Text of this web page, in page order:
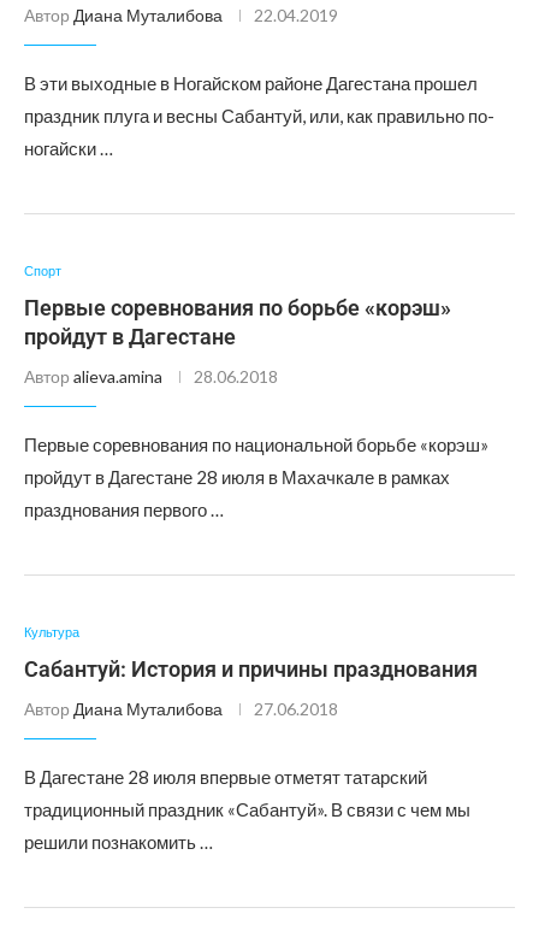
Автор Диана Муталибова 22.04.2019
В эти выходные в Ногайском районе Дагестана прошел
праздник плуга и весны Сабантуй, или, как правильно по-
ногайски …
Спорт
Первые соревнования по борьбе «корэш»
пройдут в Дагестане
Автор alieva.amina 28.06.2018
Первые соревнования по национальной борьбе «корэш»
пройдут в Дагестане 28 июля в Махачкале в рамках
празднования первого …
Культура
Сабантуй: История и причины празднования
Автор Диана Муталибова 27.06.2018
В Дагестане 28 июля впервые отметят татарский
традиционный праздник «Сабантуй». В связи с чем мы
решили познакомить …